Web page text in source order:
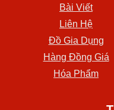
Bài Viết
Liên Hệ
Đồ Gia Dụng
Hàng Đồng Giá
Hóa Phẩm